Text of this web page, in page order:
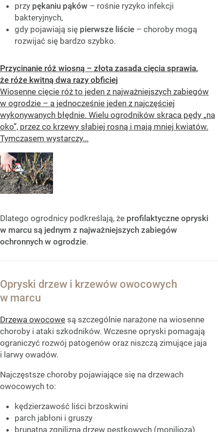
przy pękaniu pąków – rośnie ryzyko infekcji
bakteryjnych,
gdy pojawiają się pierwsze liście – choroby mogą
rozwijać się bardzo szybko.
Przycinanie róż wiosną – złota zasada cięcia sprawia,
że róże kwitną dwa razy obficiej
Wiosenne cięcie róż to jeden z najważniejszych zabiegów
w ogrodzie – a jednocześnie jeden z najczęściej
wykonywanych błędnie. Wielu ogrodników skraca pędy „na
oko”, przez co krzewy słabiej rosną i mają mniej kwiatów.
Tymczasem wystarczy...
Dlatego ogrodnicy podkreślają, że profilaktyczne opryski
w marcu są jednym z najważniejszych zabiegów
ochronnych w ogrodzie.
Opryski drzew i krzewów owocowych
w marcu
Drzewa owocowe są szczególnie narażone na wiosenne
choroby i ataki szkodników. Wczesne opryski pomagają
ograniczyć rozwój patogenów oraz niszczą zimujące jaja
i larwy owadów.
Najczęstsze choroby pojawiające się na drzewach
owocowych to:
kędzierzawość liści brzoskwini
parch jabłoni i gruszy
brunatna zgnilizna drzew pestkowych (monilioza)